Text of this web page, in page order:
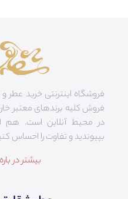
فروشگاه اینترنتی خرید عطر
فروش کلیه برندهای معتبر
در محیط آنلاین است. هم‌
بپیوندید و تفاوت را احساس
بیشتر در